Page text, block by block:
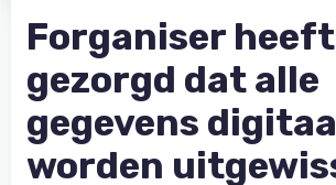
Forganiser
gezorgd dat alle
gegevens
worden